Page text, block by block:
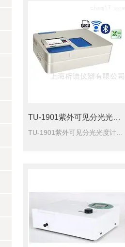
752紫外光度计,752分光光度计采用单机
TU-1901紫外可见分光光度计